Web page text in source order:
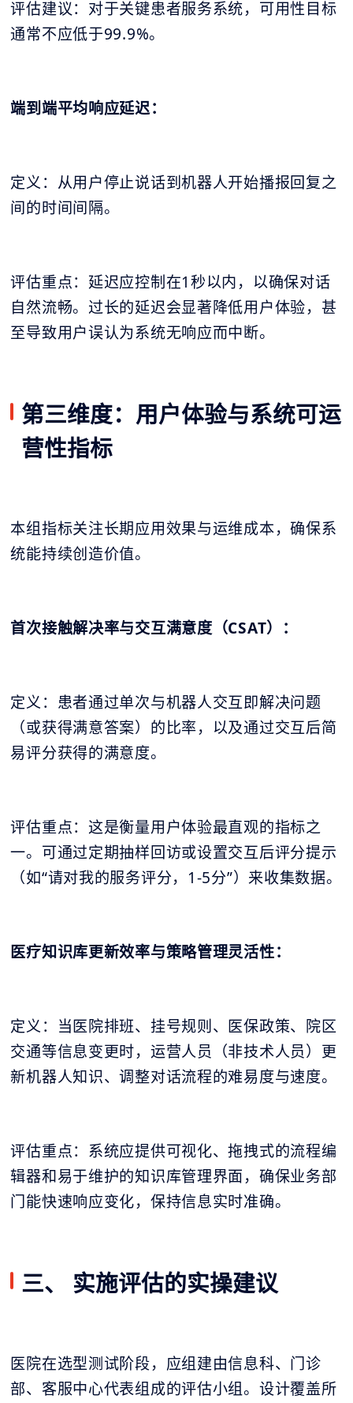
评估建议：对于关键患者服务系统，可用性目标
通常不应低于99.9%。
端到端平均响应延迟：
定义：从用户停止说话到机器人开始播报回复之
间的时间间隔。
评估重点：延迟应控制在1秒以内，以确保对话
自然流畅。过长的延迟会显著降低用户体验，甚
至导致用户误认为系统无响应而中断。
第三维度：用户体验与系统可运
营性指标
本组指标关注长期应用效果与运维成本，确保系
统能持续创造价值。
首次接触解决率与交互满意度（CSAT）：
定义：患者通过单次与机器人交互即解决问题
（或获得满意答案）的比率，以及通过交互后简
易评分获得的满意度。
评估重点：这是衡量用户体验最直观的指标之
一。可通过定期抽样回访或设置交互后评分提示
（如“请对我的服务评分，1-5分”）来收集数据。
医疗知识库更新效率与策略管理灵活性：
定义：当医院排班、挂号规则、医保政策、院区
交通等信息变更时，运营人员（非技术人员）更
新机器人知识、调整对话流程的难易度与速度。
评估重点：系统应提供可视化、拖拽式的流程编
辑器和易于维护的知识库管理界面，确保业务部
门能快速响应变化，保持信息实时准确。
三、 实施评估的实操建议
医院在选型测试阶段，应组建由信息科、门诊
部、客服中心代表组成的评估小组。设计覆盖所